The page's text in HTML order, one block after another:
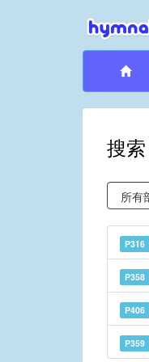
搜索
P316
P358
P406
P359